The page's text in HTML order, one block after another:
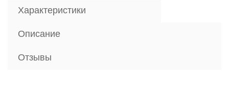
Характеристики
Описание
Отзывы